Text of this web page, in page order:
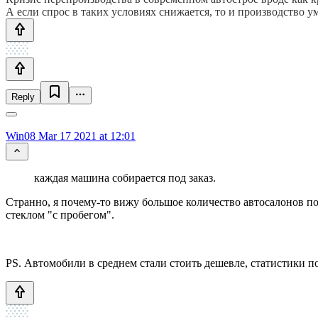
А если спрос в таких условиях снижается, то и производство
Reply
Win08 Mar 17 2021 at 12:01
каждая машина собирается под заказ.
Странно, я почему-то вижу большое количество автосалонов
стеклом "с пробегом".
PS. Автомобили в среднем стали стоить дешевле, статистики